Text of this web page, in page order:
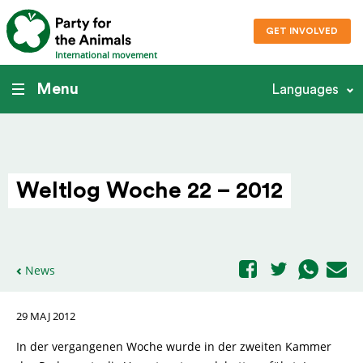
International movement
GET INVOLVED
Menu Languages
Weltlog Woche 22 – 2012
News
29 MAJ 2012
In der vergangenen Woche wurde in der zweiten Kammer